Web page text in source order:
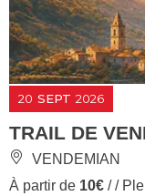
20 SEPT 2026
TRAIL DE
VENDEMIAN
À partir de 10€ / /